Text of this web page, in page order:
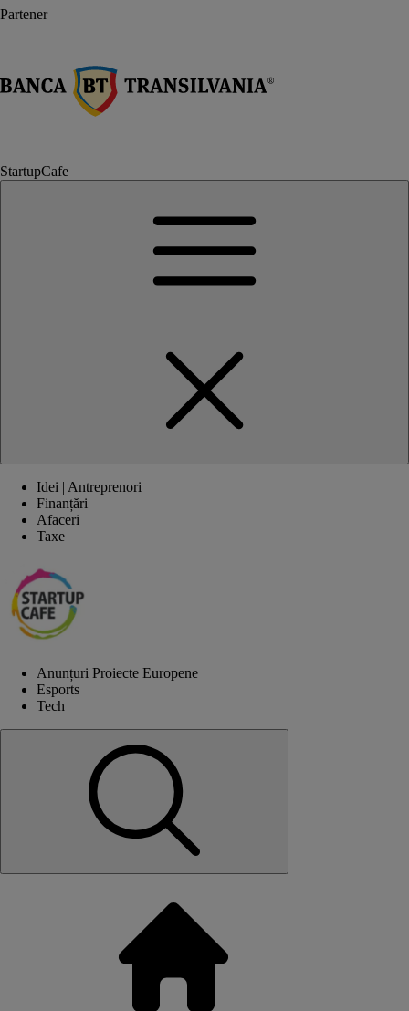
Partener
StartupCafe
Idei | Antreprenori
Finanțări
Afaceri
Taxe
Anunțuri Proiecte Europene
Esports
Tech